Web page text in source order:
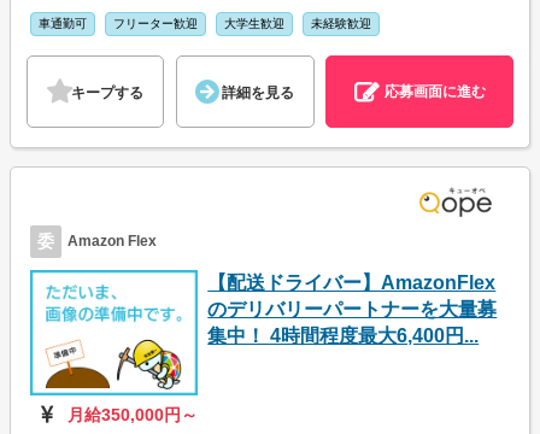
車通勤可 フリーター歓迎 大学生歓迎 未経験歓迎
キープする 詳細を見る 応募画面に進む
委 Amazon Flex
【配送ドライバー】AmazonFlex
のデリバリーパートナーを大量募
集中！ 4時間程度最大6,400円...
月給350,000円～